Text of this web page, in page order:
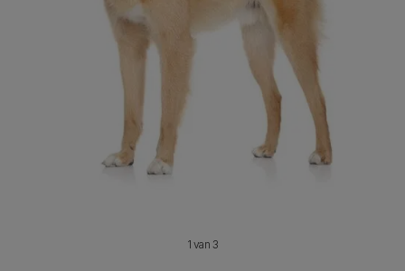
1 van 3